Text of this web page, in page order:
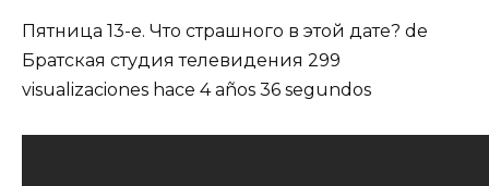
Пятница 13-е. Что страшного в этой дате? de
Братская студия телевидения 299
visualizaciones hace 4 años 36 segundos